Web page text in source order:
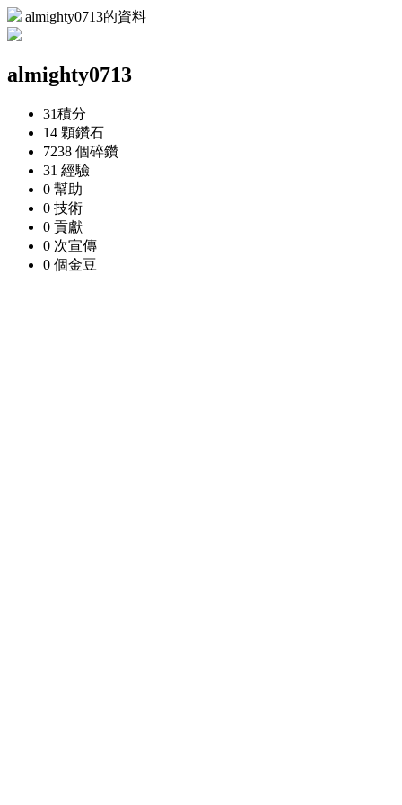
almighty0713的資料
almighty0713
31積分
14 顆鑽石
7238 個碎鑽
31 經驗
0 幫助
0 技術
0 貢獻
0 次宣傳
0 個金豆